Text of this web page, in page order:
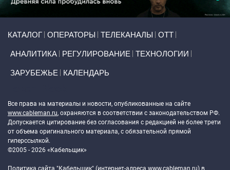
КАТАЛОГ ОПЕРАТОРЫ ТЕЛЕКАНАЛЫ ОТТ
АНАЛИТИКА РЕГУЛИРОВАНИЕ ТЕХНОЛОГИИ
ЗАРУБЕЖЬЕ КАЛЕНДАРЬ
Все права на материалы и новости, опубликованные на сайте
www.cableman.ru, охраняются в соответствии с законодательством РФ.
Допускается цитирование без согласования с редакцией не более трети
от объема оригинального материала, с обязательной прямой
гиперссылкой.
©2005 - 2026 «Кабельщик»
Политика сайта "Кабельщик" (интернет-адреса www.cableman.ru) в